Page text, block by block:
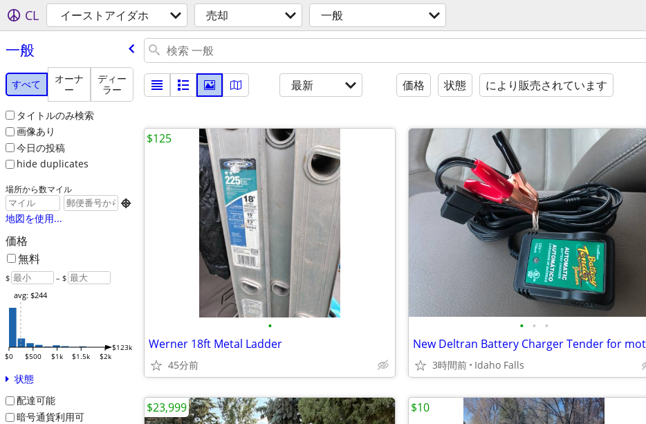
CL イーストアイダホ 売却 一般
一般
すべて
オーナ
ー
ディー
ラー
タイトルのみ検索
画像あり
今日の投稿
hide duplicates
場所から数マイル

地図を使用...
価格
無料
$ – $
$0 $500 $1k $1.5k $2k
$123k
avg: $244
状態
配達可能
暗号通貨利用可
最新 価格 状態 により販売されています
•
Werner 18ft Metal Ladder
45分前
$125
• • •
3時間前 Idaho Falls
$23,999 $10